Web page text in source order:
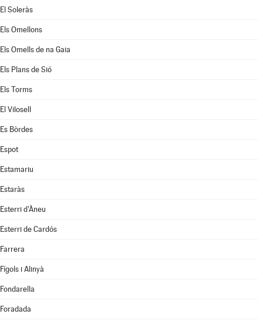
El Soleràs
Els Omellons
Els Omells de na Gaia
Els Plans de Sió
Els Torms
El Vilosell
Es Bòrdes
Espot
Estamariu
Estaràs
Esterri d'Àneu
Esterri de Cardós
Farrera
Fígols i Alinyà
Fondarella
Foradada